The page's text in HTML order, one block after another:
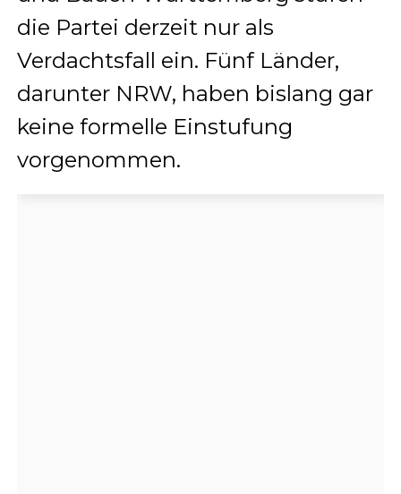
die Partei derzeit nur als
Verdachtsfall ein. Fünf Länder,
darunter NRW, haben bislang gar
keine formelle Einstufung
vorgenommen.